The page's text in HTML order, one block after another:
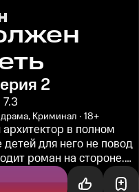
2
Криминал 18+
в полном
для него не повод
роман на стороне.